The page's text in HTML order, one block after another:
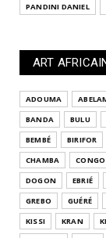
PANDINI DANIEL
ART
ADOUMA
BANDA
BULU
BEMBÉ
BIRIFOR
CHAMBA
CONGO
DOGON
EBRIÉ
GREBO
GUÉRÉ
KISSI
KRAN